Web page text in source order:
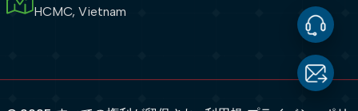
HCMC, Vietnam
Contact